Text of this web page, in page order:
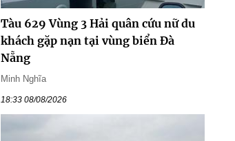
Tàu 629 Vùng 3 Hải quân cứu nữ du
khách gặp nạn tại vùng biển Đà
Nẵng
Minh Nghĩa
18:33 08/08/2026